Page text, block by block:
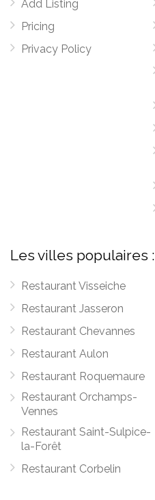
Add Listing
Pricing
Privacy Policy
Les villes populaires :
Restaurant Visseiche
Restaurant Jasseron
Restaurant Chevannes
Restaurant Aulon
Restaurant Roquemaure
Restaurant Orchamps-
Vennes
Restaurant Saint-Sulpice-
la-Forêt
Restaurant Corbelin